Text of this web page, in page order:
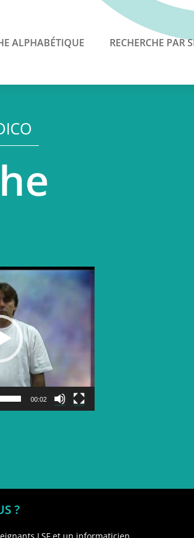
ALPHABÉTIQUE RECHERCHE PAR
00:02
?